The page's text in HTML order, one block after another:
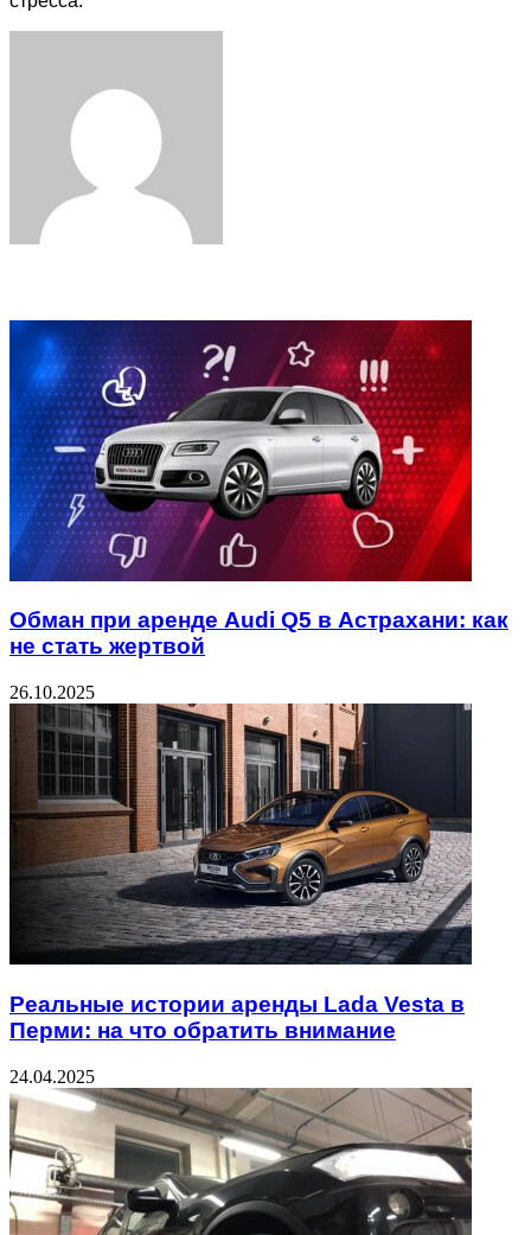
Обман при аренде Audi Q5 в Астрахани: как
не стать жертвой
26.10.2025
Реальные истории аренды Lada Vesta в
Перми: на что обратить внимание
24.04.2025